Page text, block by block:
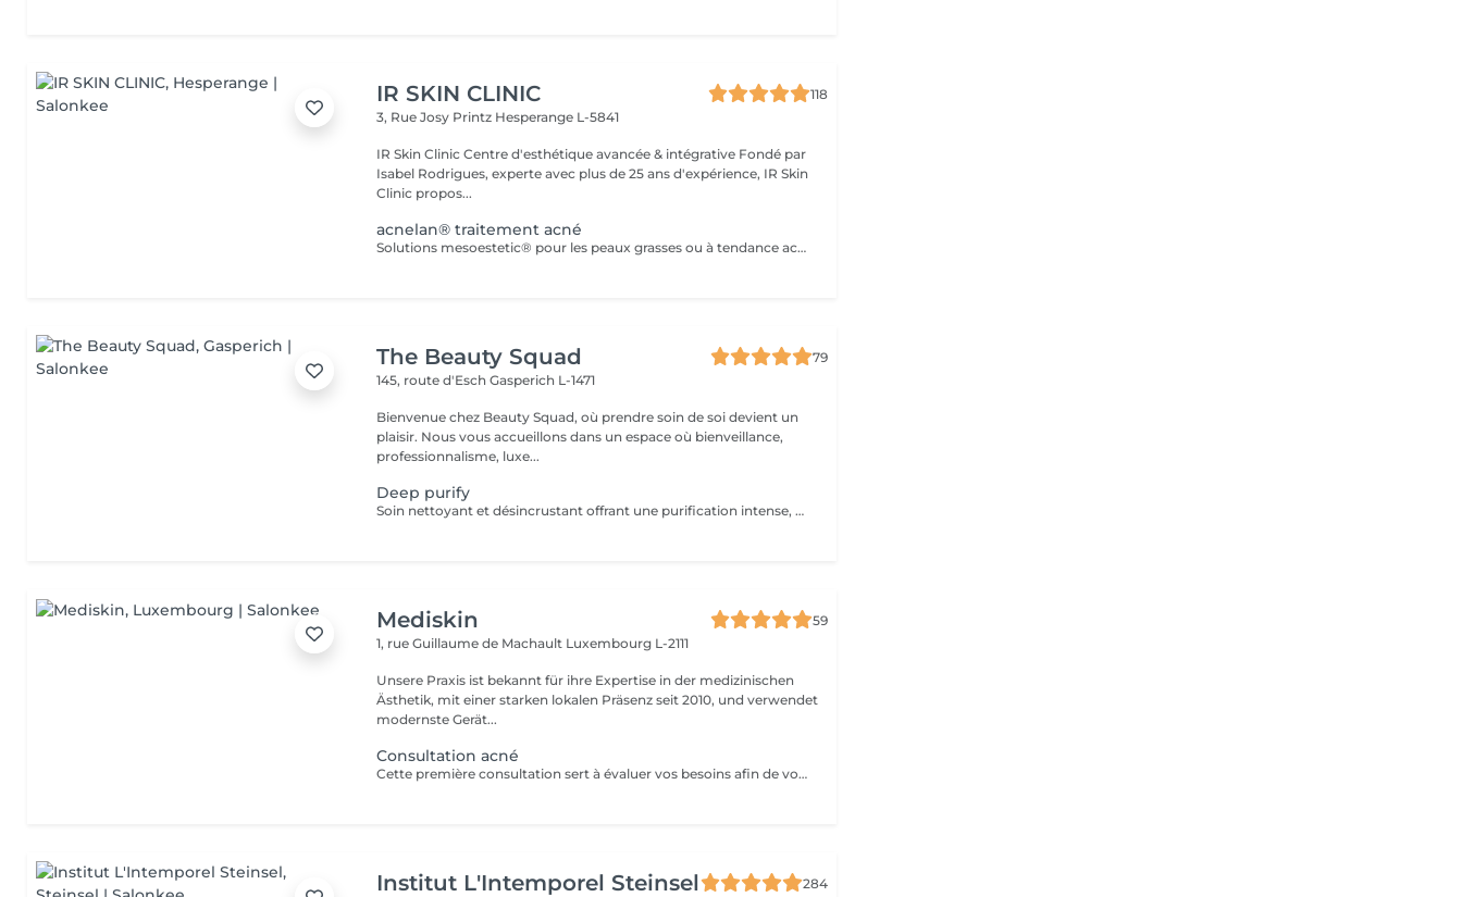
IR SKIN CLINIC
118
3, Rue Josy Printz Hesperange L-5841
IR Skin Clinic Centre d'esthétique avancée & intégrative Fondé par
Isabel Rodrigues, experte avec plus de 25 ans d'expérience, IR Skin
Clinic propos...
acnelan® traitement acné
Solutions mesoestetic® pour les peaux grasses ou à tendance acnéique. Résultats dermatologiquement prouvés.Méthode professionnelle esthétique pour le traitement des peaux à tendance acnéique et séborrhéique. Nettoie en profondeur la peau des impuretés acnéiques, facilitant ainsi l'activité optimale de l'unité pilosébacée.
The Beauty Squad
79
145, route d'EschGasperich L-1471
Bienvenue chez Beauty Squad, où prendre soin de soi devient un
plaisir. Nous vous accueillons dans un espace où bienveillance,
professionnalisme, luxe...
Deep purify
Soin nettoyant et désincrustant offrant une purification intense, aidant les peaux à tendance acnéique et séborrhéique à retrouver un équilibre Deep Purify nettoie les pores en profondeur pour prévenir et atténuer les imperfections. Ce soin est indispensable à une bonne pénétration des agents actifs lors de l'application de produits cosméceutiques. 1 Séance: 135€ forfait 5 séances : 610€
Mediskin
59
1, rue Guillaume de Machault Luxembourg L-2111
Unsere Praxis ist bekannt für ihre Expertise in der medizinischen
Ästhetik, mit einer starken lokalen Präsenz seit 2010, und verwendet
modernste Gerät...
Consultation acné
Cette première consultation sert à évaluer vos besoins afin de vous guider vers les soins sur mesure qui répondront au mieux. À cette occasion, toutes les informations nécessaires, telles que les contre-indications, les résultats attendus et autres détails importants, vous seront fournies pour assurer une prise en charge optimale et vous garantir un suivi personnalisé.
Institut L'Intemporel Steinsel
284